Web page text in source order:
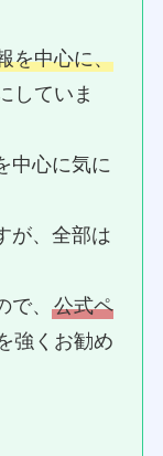
を中心に、
していま
中心に気に
が、全部は
で、公式ペ
強くお勧め